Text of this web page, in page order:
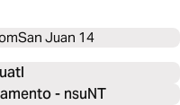
San Juan 14
- nsuNT